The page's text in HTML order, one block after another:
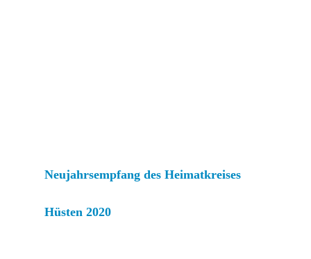
Neujahrsempfang des Heimatkreises
Hüsten 2020